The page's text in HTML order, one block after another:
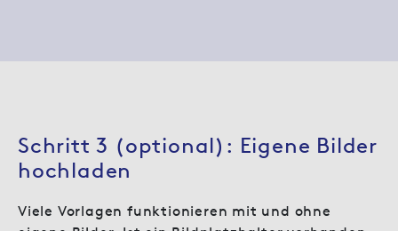
Schritt 3 (optional): Eigene Bilder
hochladen
Viele Vorlagen funktionieren mit und ohne